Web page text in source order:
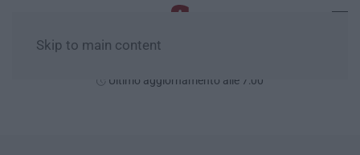
Skip to main content
Ultimo aggiornamento alle 7:00